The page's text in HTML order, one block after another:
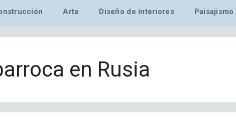
Arte Diseño de interiores Paisajismo
en Rusia